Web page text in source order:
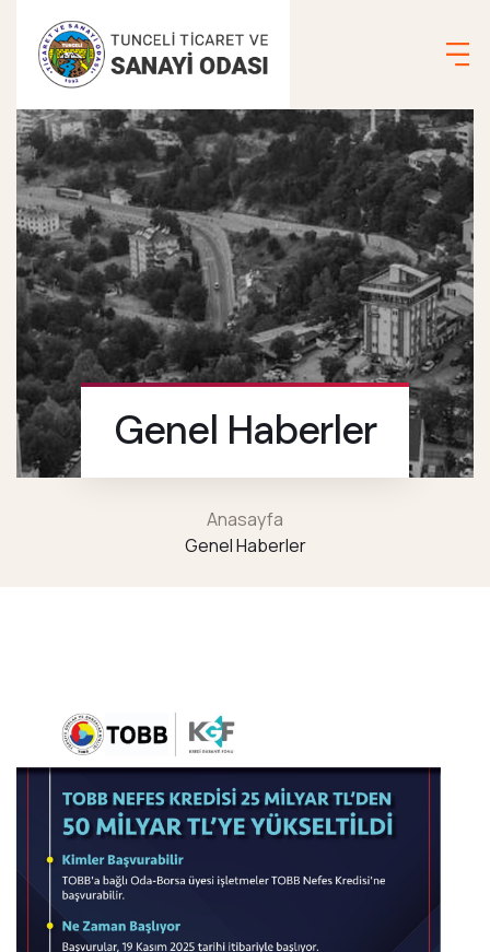
Genel Haberler
Anasayfa
Genel Haberler